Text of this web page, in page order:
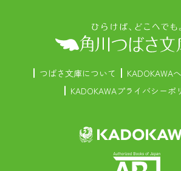
つばさ文庫について
KADOKAWA
KADOKAWAプライバシーポ